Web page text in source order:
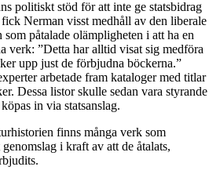
politiskt stöd för att inte ge statsbidrag
Nerman visst medhåll av den liberale
påtalade olämpligheten i att ha en
verk: ”Detta har alltid visat sig medföra
upp just de förbjudna böckerna.”
arbetade fram kataloger med titlar
Dessa listor skulle sedan vara styrande
in via statsanslag.
finns många verk som
i kraft av att de åtalats,